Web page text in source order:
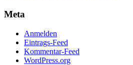
Meta
Anmelden
Eintrags-Feed
Kommentar-Feed
WordPress.org